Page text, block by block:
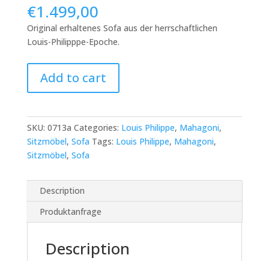
€1.499,00
Original erhaltenes Sofa aus der herrschaftlichen
Louis-Philipppe-Epoche.
Philippe
Sofa
Mahagoni
quantity
Add to cart
SKU: 0713a Categories: Louis Philippe, Mahagoni,
Sitzmöbel, Sofa Tags: Louis Philippe, Mahagoni,
Sitzmöbel, Sofa
Description
Produktanfrage
Description